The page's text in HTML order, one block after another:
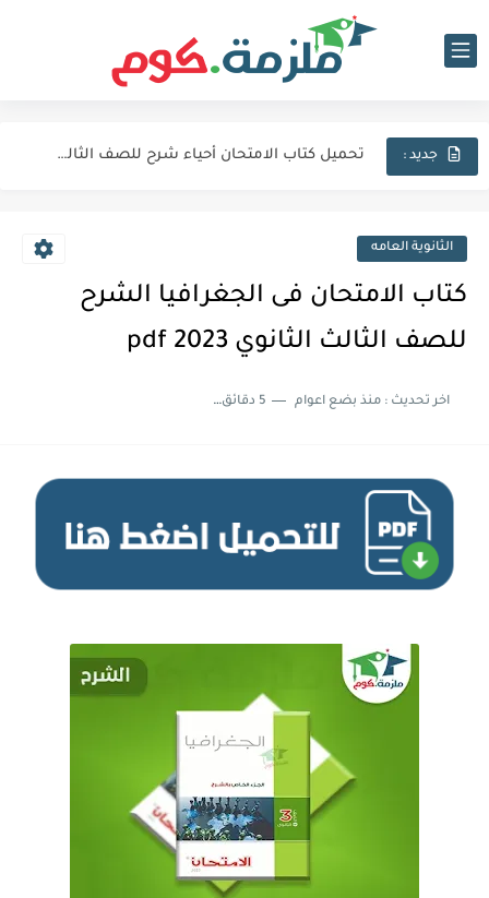
جديد : تحميل كتاب الامتحان أحياء شرح للصف الثالث الثانوي 2027 pdf
اجابات كتاب المعاصر انجليزي للصف الثالث الثانوى 2025 pdf الترم... الثانوية العامه
كتاب الامتحان فى الجغرافيا الشرح
للصف الثالث الثانوي 2023 pdf
اخر تحديث :منذ بضع اعوام 5 دقائق للقراءة